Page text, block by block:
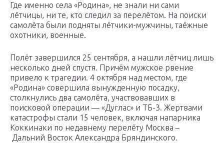
Где именно села «Родина», не знали ни сами
лётчицы, ни те, кто следил за перелётом. На поиски
самолёта были подняты лётчики-мужчины, таёжные
охотники, военные.
Полёт завершился 25 сентября, а нашли лётчиц лишь
несколько дней спустя. Причём мужское рвение
привело к трагедии. 4 октября над местом, где
«Родина» совершила вынужденную посадку,
столкнулись два самолёта, участвовавших в
поисковой операции — «Дуглас» и ТБ-3. Жертвами
катастрофы стали 15 человек, включая напарника
Коккинаки по недавнему перелёту Москва –
Дальний Восток Александра Бряндинского.